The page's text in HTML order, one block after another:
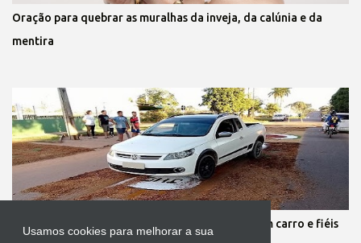
Usamos cookies para melhorar a sua
Oração para quebrar as muralhas da inveja, da calúnia e da
mentira
Protestante destrói tapete de Corpus Christi com carro e fiéis